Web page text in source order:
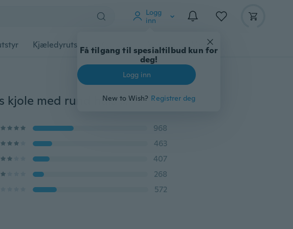
Logg
inn
Få tilgang til spesialtilbud kun for
deg!
Logg inn
New to Wish? Registrer deg
Kjæledyrutstyr Gadgets Verktøy
Kvinner Sommer Dobbelt-lag Trykt Ermeløs kjole med rund hals Avslappet Plusstørrelse Loose Sundress (Størrelse: S ~ 5XL)
968
463
407
268
572